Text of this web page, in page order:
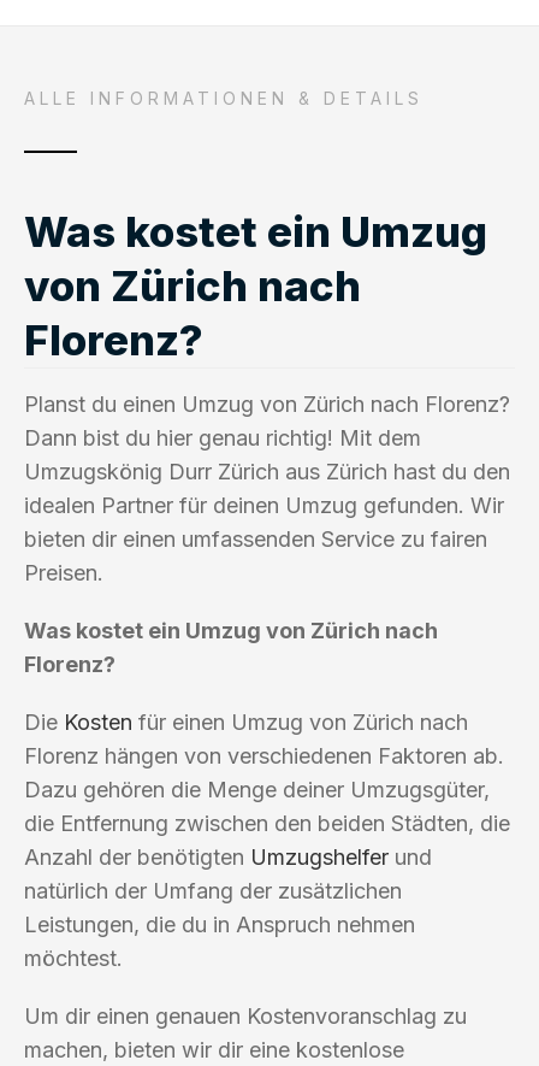
ALLE INFORMATIONEN & DETAILS
Was kostet ein Umzug
von Zürich nach
Florenz?
Planst du einen Umzug von Zürich nach Florenz?
Dann bist du hier genau richtig! Mit dem
Umzugskönig Durr Zürich aus Zürich hast du den
idealen Partner für deinen Umzug gefunden. Wir
bieten dir einen umfassenden Service zu fairen
Preisen.
Was kostet ein Umzug von Zürich nach
Florenz?
Die Kosten für einen Umzug von Zürich nach
Florenz hängen von verschiedenen Faktoren ab.
Dazu gehören die Menge deiner Umzugsgüter,
die Entfernung zwischen den beiden Städten, die
Anzahl der benötigten Umzugshelfer und
natürlich der Umfang der zusätzlichen
Leistungen, die du in Anspruch nehmen
möchtest.
Um dir einen genauen Kostenvoranschlag zu
machen, bieten wir dir eine kostenlose